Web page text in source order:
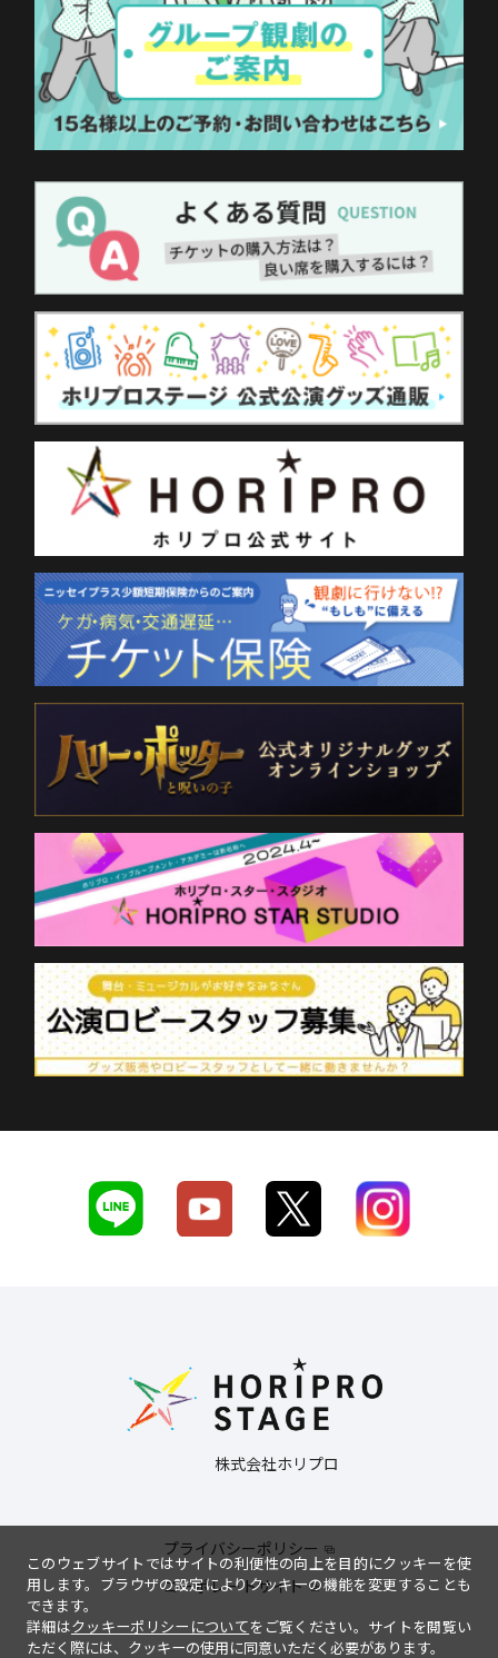
株式会社ホリプロ
プライバシーポリシー
コーポレートサイト
このウェブサイトではサイトの利便性の向上を目的にクッキーを使
用します。ブラウザの設定によりクッキーの機能を変更することも
できます。
詳細はクッキーポリシーについてをご覧ください。サイトを閲覧い
ただく際には、クッキーの使用に同意いただく必要があります。